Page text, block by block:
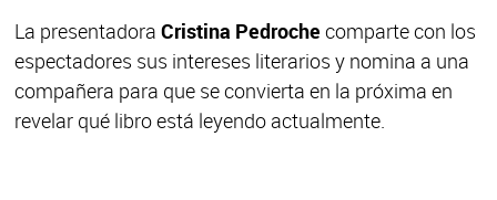
La presentadora Cristina Pedroche comparte con los
espectadores sus intereses literarios y nomina a una
compañera para que se convierta en la próxima en
revelar qué libro está leyendo actualmente.